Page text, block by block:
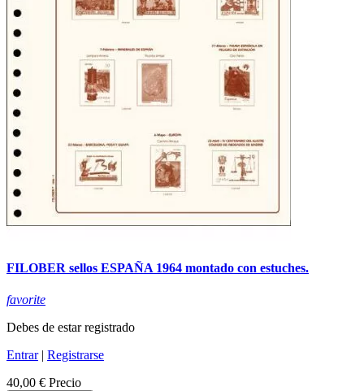
FILOBER sellos ESPAÑA 1964 montado con estuches.
favorite
Debes de estar registrado
Entrar| Registrarse
40,00 € Precio